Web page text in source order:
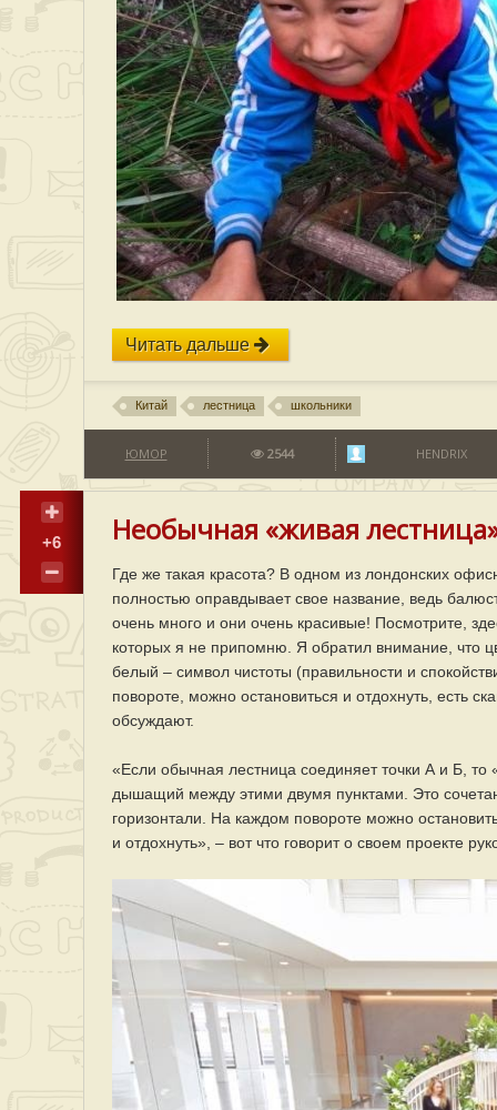
Читать дальше
Китай лестница школьники
ЮМОР 2544 HENDRIX
+6 Необычная «живая
Где же такая красота? В одном из лондонских
полностью оправдывает свое название, ведь
очень много и они очень красивые! Посмотрите,
которых я не припомню. Я обратил внимание, что
белый – символ чистоты (правильности и
повороте, можно остановиться и отдохнуть, есть
обсуждают.
«Если обычная лестница соединяет точки А и Б,
дышащий между этими двумя пунктами. Это
горизонтали. На каждом повороте можно
и отдохнуть», – вот что говорит о своем проекте